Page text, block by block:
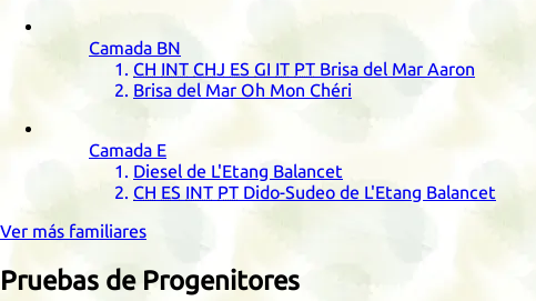
Camada BN
CH INT CHJ ES GI IT PT Brisa del Mar Aaron
Brisa del Mar Oh Mon Chéri
Camada E
Diesel de L'Etang Balancet
CH ES INT PT Dido-Sudeo de L'Etang Balancet
Ver más familiares
Pruebas de Progenitores